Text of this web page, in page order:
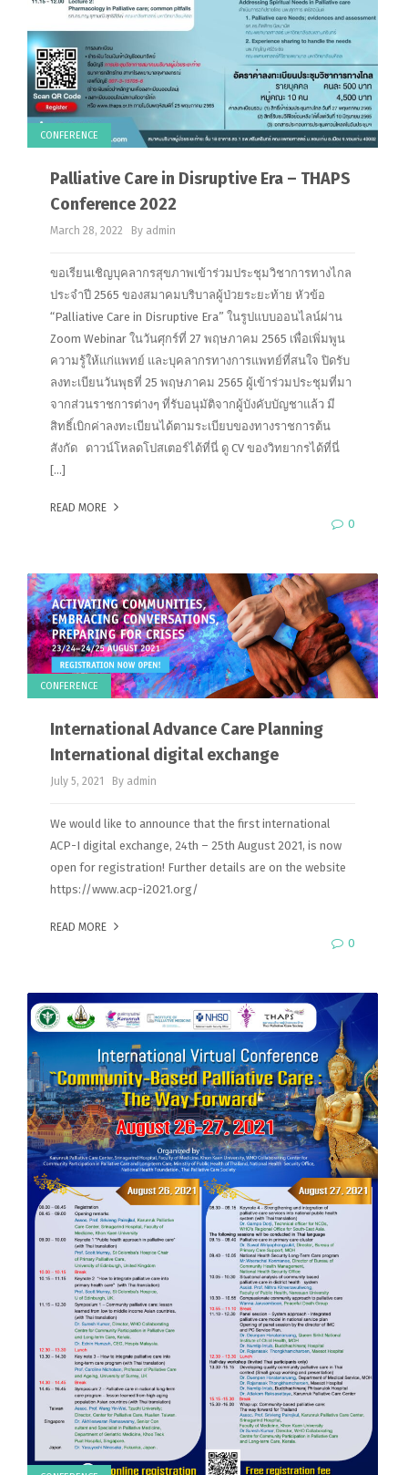
CONFERENCE
Palliative Care in Disruptive Era – THAPS
Conference 2022
March 28, 2022 By admin
ขอเรียนเชิญบุคลากรสุขภาพเข้าร่วมประชุมวิชาการทางไกล
ประจำปี 2565 ของสมาคมบริบาลผู้ป่วยระยะท้าย หัวข้อ
“Palliative Care in Disruptive Era” ในรูปแบบออนไลน์ผ่าน
Zoom Webinar ในวันศุกร์ที่ 27 พฤษภาคม 2565 เพื่อเพิ่มพูน
ความรู้ให้แก่แพทย์ และบุคลากรทางการแพทย์ที่สนใจ ปิดรับ
ลงทะเบียนวันพุธที่ 25 พฤษภาคม 2565 ผู้เข้าร่วมประชุมที่มา
จากส่วนราชการต่างๆ ที่รับอนุมัติจากผู้บังคับบัญชาแล้ว มี
สิทธิ์เบิกค่าลงทะเบียนได้ตามระเบียบของทางราชการต้น
สังกัด ดาวน์โหลดโปสเตอร์ได้ที่นี่ ดู CV ของวิทยากรได้ที่นี่
[…]
READ MORE
0
CONFERENCE
International Advance Care Planning
International digital exchange
July 5, 2021 By admin
We would like to announce that the first international
ACP-I digital exchange, 24th – 25th August 2021, is now
open for registration! Further details are on the website
https://www.acp-i2021.org/
READ MORE
0